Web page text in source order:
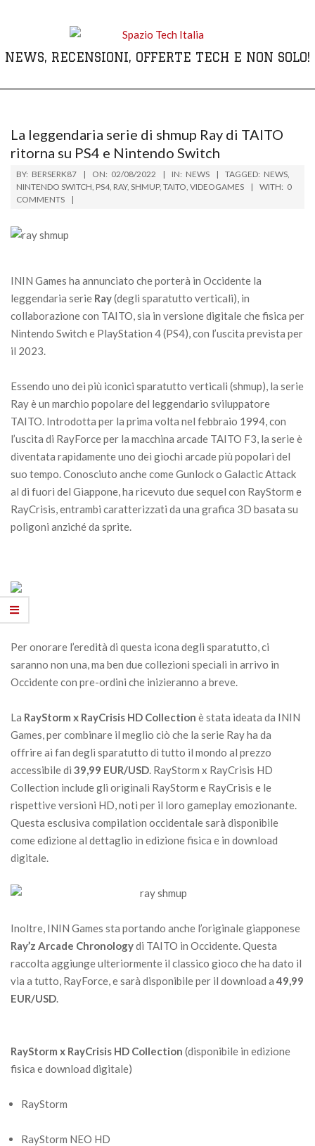
NEWS, RECENSIONI, OFFERTE TECH E NON SOLO!
MenuLa leggendaria serie di shmup Ray di TAITO
ritorna su PS4 e Nintendo Switch
BY: BERSERK87 ON: 02/08/2022 IN: NEWS TAGGED: NEWS
NINTENDO SWITCH PS4, RAY, SHMUP, TAITO VIDEOGAMES WITH: 0
COMMENTS
ININ Games ha annunciato che porterà in Occidente la
leggendaria serie Ray(degli sparatutto verticali), in
collaborazione con TAITO, sia in versione digitale che fisica per
Nintendo Switch e PlayStation 4 (PS4), con l’uscita prevista per
il 2023.
Essendo uno dei più iconici sparatutto verticali (shmup), la serie
Ray è un marchio popolare del leggendario sviluppatore
TAITO. Introdotta per la prima volta nel febbraio 1994, con
l’uscita di RayForce per la macchina arcade TAITO F3, la serie è
diventata rapidamente uno dei giochi arcade più popolari del
suo tempo. Conosciuto anche come Gunlock o Galactic Attack
al di fuori del Giappone, ha ricevuto due sequel con RayStorm e
RayCrisis, entrambi caratterizzati da una grafica 3D basata su
poligoni anziché da sprite.
Per onorare l’eredità di questa icona degli sparatutto, ci
saranno non una, ma ben due collezioni speciali in arrivo in
Occidente con pre-ordini che inizieranno a breve.
La RayStorm x RayCrisis HD Collection è stata ideata da ININ
Games, per combinare il meglio ciò che la serie Ray ha da
offrire ai fan degli sparatutto di tutto il mondo al prezzo
accessibile di 39,99 EUR/USD. RayStorm x RayCrisis HD
Collection include gli originali RayStorm e RayCrisis e le
rispettive versioni HD, noti per il loro gameplay emozionante.
Questa esclusiva compilation occidentale sarà disponibile
come edizione al dettaglio in edizione fisica e in download
digitale.
Inoltre, ININ Games sta portando anche l’originale giapponese
Ray’z Arcade Chronologydi TAITO in Occidente. Questa
raccolta aggiunge ulteriormente il classico gioco che ha dato il
via a tutto, RayForce, e sarà disponibile per il download a49,99
EUR/USD.
RayStorm x RayCrisis HD Collection (disponibile in edizione
fisica e download digitale)
RayStorm
RayStorm NEO HD